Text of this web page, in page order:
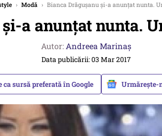
› Modă › Bianca Drăgușanu și-a anunțat nunta.
a anunțat nunta.
Autor: Andreea Marinaș
Data publicării: 03 Mar 2017
ca sursă preferată în Google Urmărește-